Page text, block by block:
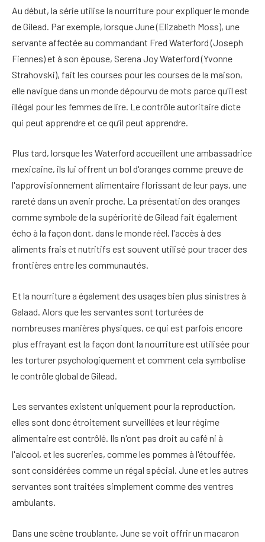
Au début, la série utilise la nourriture pour expliquer le monde
de Gilead. Par exemple, lorsque June (Elizabeth Moss), une
servante affectée au commandant Fred Waterford (Joseph
Fiennes) et à son épouse, Serena Joy Waterford (Yvonne
Strahovski), fait les courses pour les courses de la maison,
elle navigue dans un monde dépourvu de mots parce qu'il est
illégal pour les femmes de lire. Le contrôle autoritaire dicte
qui peut apprendre et ce qu’il peut apprendre.
Plus tard, lorsque les Waterford accueillent une ambassadrice
mexicaine, ils lui offrent un bol d'oranges comme preuve de
l'approvisionnement alimentaire florissant de leur pays, une
rareté dans un avenir proche. La présentation des oranges
comme symbole de la supériorité de Gilead fait également
écho à la façon dont, dans le monde réel, l'accès à des
aliments frais et nutritifs est souvent utilisé pour tracer des
frontières entre les communautés.
Et la nourriture a également des usages bien plus sinistres à
Galaad. Alors que les servantes sont torturées de
nombreuses manières physiques, ce qui est parfois encore
plus effrayant est la façon dont la nourriture est utilisée pour
les torturer psychologiquement et comment cela symbolise
le contrôle global de Gilead.
Les servantes existent uniquement pour la reproduction,
elles sont donc étroitement surveillées et leur régime
alimentaire est contrôlé. Ils n'ont pas droit au café ni à
l'alcool, et les sucreries, comme les pommes à l'étouffée,
sont considérées comme un régal spécial. June et les autres
servantes sont traitées simplement comme des ventres
ambulants.
Dans une scène troublante, June se voit offrir un macaron